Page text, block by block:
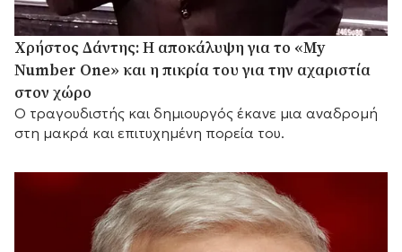
Χρήστος Δάντης: Η αποκάλυψη για το «My
Number One» και η πικρία του για την αχαριστία
στον χώρο
Ο τραγουδιστής και δημιουργός έκανε μια αναδρομή
στη μακρά και επιτυχημένη πορεία του.